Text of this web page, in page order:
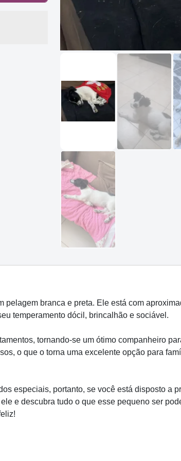
branca e preta. Ele está com
temperamento dócil, brincalhão e sociável.
tornando-se um ótimo companheiro
o que o torna uma excelente opção para
especiais, portanto, se você está disposto a
e descubra tudo o que esse pequeno ser